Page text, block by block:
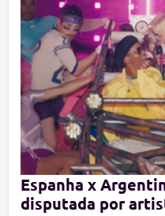
Espanha x
disputada por